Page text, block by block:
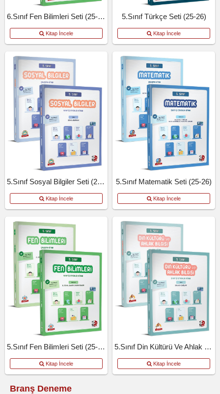
6.Sınıf Fen Bilimleri Seti (25-26)
Kitap İncele
5.Sınıf Türkçe Seti (25-26)
Kitap İncele
5.Sınıf Sosyal Bilgiler Seti (25-26)
Kitap İncele
5.Sınıf Matematik Seti (25-26)
Kitap İncele
5.Sınıf Fen Bilimleri Seti (25-26)
Kitap İncele
5.Sınıf Din Kültürü Ve Ahlak Bilgisi.Seti (25-26)
Kitap İncele
Branş Deneme